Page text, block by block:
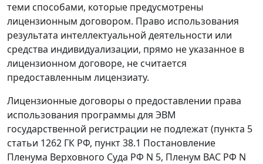
теми способами, которые предусмотрены
лицензионным договором. Право использования
результата интеллектуальной деятельности или
средства индивидуализации, прямо не указанное в
лицензионном договоре, не считается
предоставленным лицензиату.
Лицензионные договоры о предоставлении права
использования программы для ЭВМ
государственной регистрации не подлежат (пункта 5
статьи 1262 ГК РФ, пункт 38.1 Постановление
Пленума Верховного Суда РФ N 5, Пленум ВАС РФ N